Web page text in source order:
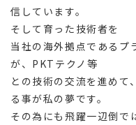
信しています。
そして育った技術者を
当社の海外拠点であるプ
が、PKTテクノ等
との技術の交流を進めて
る事が私の夢です。
その為にも飛躍一辺倒で